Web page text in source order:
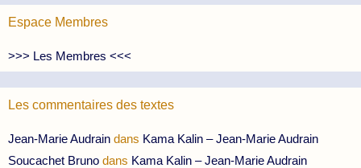
Espace Membres
>>> Les Membres <<<
Les commentaires des textes
Jean-Marie Audrain dans Kama Kalin – Jean-Marie Audrain
Soucachet Bruno dans Kama Kalin – Jean-Marie Audrain